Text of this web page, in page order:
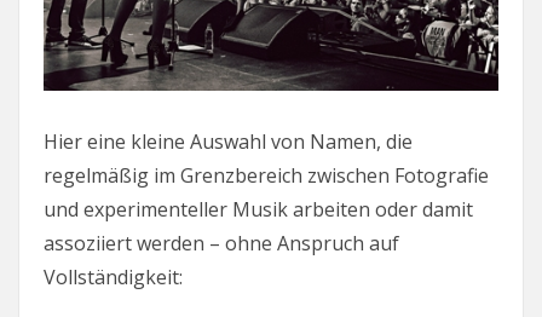
Hier eine kleine Auswahl von Namen, die
regelmäßig im Grenzbereich zwischen Fotografie
und experimenteller Musik arbeiten oder damit
assoziiert werden – ohne Anspruch auf
Vollständigkeit: